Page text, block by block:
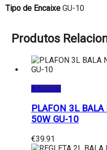
Tipo de Encaixe GU-10
Produtos
Adicionar
PLAFON 3L
50W GU-10
€39.91